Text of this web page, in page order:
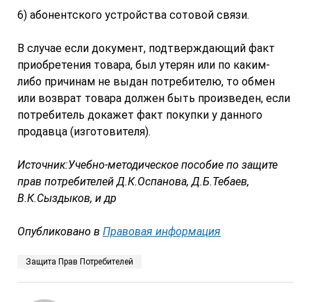
6) абонентского устройства сотовой связи.
В случае если документ, подтверждающий факт
приобретения товара, был утерян или по каким-
либо причинам не выдан потребителю, то обмен
или возврат товара должен быть произведен, если
потребитель докажет факт покупки у данного
продавца (изготовителя).
Источник:Учебно-методическое пособие по защите
прав потребителей Д.К.Оспанова, Д.Б.Тебаев,
В.К.Сыздыков, и др
Опубликовано в Правовая информация
Защита Прав Потребителей